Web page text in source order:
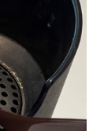
Emirates